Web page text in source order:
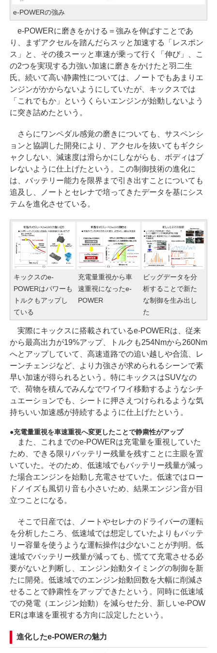
e-POWERの強み
e-POWERに磨きをかける＝強みを伸ばすことであ
り、まずアクセルを踏んだらスッと加速する「レスポン
ス」と、その後スーッと車速が乗って行く「伸び」、こ
の2つを実現する力強い加速に磨きをかけたと羽二生
氏。続いて高い静粛性については、ノートでもあまりエ
ンジンがかからないようにしていたが、キックスでは
「これでもか」というくらいエンジンが始動しないよう
に突き詰めたという。
さらにワンペダル感覚の磨きについても、サスペンシ
ョンと協調した開発により、アクセルを抜いてもギクシ
ャクしない、減速度は滑らかにしながらも、ボディはブ
レないように仕上げたという。この制御技術の進化に
は、バッテリー能力を限界まで引き出すことについても
追及し、ノートとセレナで培ってきたデータを基にシス
テムを進化させている。
キックスのe-
POWERはパワーも
トルクもアップし
ている
充電量重視から車
速重視になったe-
POWER
ビッグデータを分
析することで新た
な制御を生み出し
た
実際にキックスに搭載されているe-POWERは、従来
から最高出力が19%アップ、トルクも254Nmから260Nm
へとアップしていて、高速道路での追い越しや合流、レ
ーンチェンジなど、より力強さが求められるシーンで素
早い加速が得られるという。特にキックスはSUVなの
で、荷物を積んでみんなでワイワイ移動するようなシチ
ュエーションでも、シートに押さえつけられるような気
持ちいい加速感が持続するように仕上げたという。
充電量重視を車速重視へ変更したことで静粛性がアップ
また、これまでのe-POWERは充電量を重視していた
ため、できる限りバッテリー残量を残すことに主眼を置
いていた。そのため、低速域でもバッテリー残量が減っ
た場合エンジンを始動し充電させていた。低速ではロー
ドノイズも風切り音も小さいため、結果エンジン音が目
立つことになる。
そこで日産では、ノートやセレナのドライバーの運転
を分析したころ、低速域では想定していたよりもバッテ
リー容量を使うような運転操作は少ないことが判明。低
速域でバッテリー残量が減っても、慌てて充電させる必
要がないと判断し、エンジン始動タイミングの制御を新
たに開発。低速域でのエンジン始動回数を大幅に削減さ
せることで静粛性をアップできたという。同時に低速域
での発電（エンジン始動）を減らせた分、新しいe-POW
ERは車速を重視する方向に設定したという。
進化したe-POWERの魅力